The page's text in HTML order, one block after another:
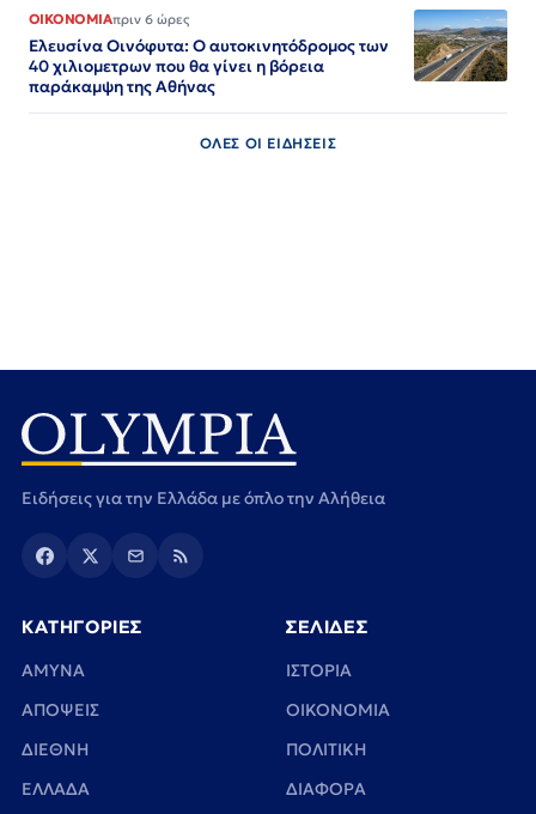
ΟΙΚΟΝΟΜΙΑπριν 6 ώρες
Ελευσίνα Οινόφυτα: Ο αυτοκινητόδρομος των
40 χιλιομετρων που θα γίνει η βόρεια
παράκαμψη της Αθήνας
ΟΛΕΣ ΟΙ ΕΙΔΗΣΕΙΣ
Ειδήσεις για την Ελλάδα με όπλο την Αλήθεια
ΚΑΤΗΓΟΡΙΕΣ
ΑΜΥΝΑ
ΑΠΟΨΕΙΣ
ΔΙΕΘΝΗ
ΕΛΛΑΔΑ
ΣΕΛΙΔΕΣ
ΙΣΤΟΡΙΑ
ΟΙΚΟΝΟΜΙΑ
ΠΟΛΙΤΙΚΗ
ΔΙΑΦΟΡΑ